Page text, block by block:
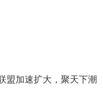
盟加速扩大，聚天下潮